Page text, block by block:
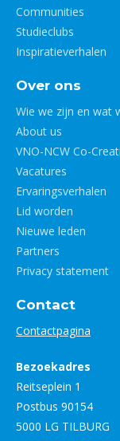
Communities
Studieclubs
Inspiratieverhalen
Over ons
Wie we zijn en wat
About us
VNO-NCW Co-
Vacatures
Ervaringsverhalen
Lid worden
Nieuwe leden
Partners
Privacy statement
Contact
Contactpagina
Bezoekadres
Reitseplein 1
Postbus 90154
5000 LG TILBURG